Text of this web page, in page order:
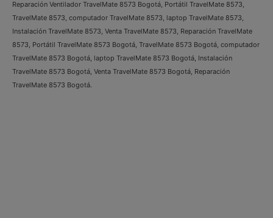
Reparación Ventilador TravelMate 8573 Bogotá, Portátil TravelMate 8573,
TravelMate 8573, computador TravelMate 8573, laptop TravelMate 8573,
Instalación TravelMate 8573, Venta TravelMate 8573, Reparación TravelMate
8573, Portátil TravelMate 8573 Bogotá, TravelMate 8573 Bogotá, computador
TravelMate 8573 Bogotá, laptop TravelMate 8573 Bogotá, Instalación
TravelMate 8573 Bogotá, Venta TravelMate 8573 Bogotá, Reparación
TravelMate 8573 Bogotá.